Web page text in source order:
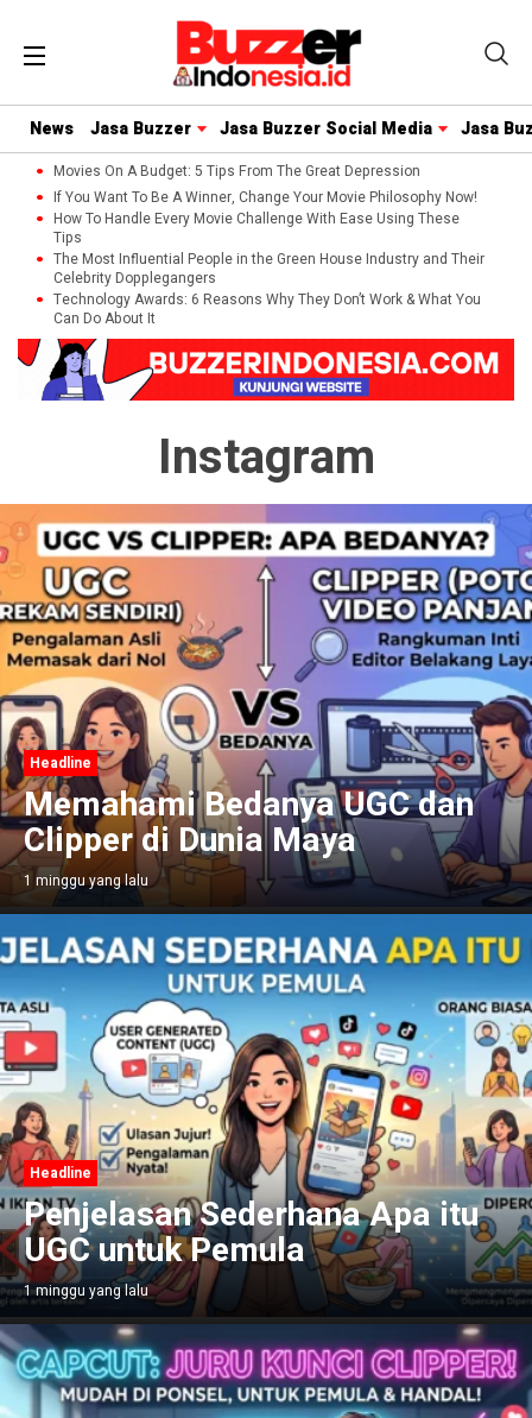
News Jasa Buzzer Jasa Buzzer Social Media Jasa
Movies On A Budget: 5 Tips From The Great Depression
If You Want To Be A Winner, Change Your Movie Philosophy Now!
How To Handle Every Movie Challenge With Ease Using These
Tips
The Most Influential People in the Green House Industry and Their
Celebrity Dopplegangers
Technology Awards: 6 Reasons Why They Don’t Work & What You
Can Do About It
Instagram
Headline
Memahami Bedanya UGC dan
Clipper di Dunia Maya
1 minggu yang lalu
Headline
Penjelasan Sederhana Apa itu
UGC untuk Pemula
1 minggu yang lalu